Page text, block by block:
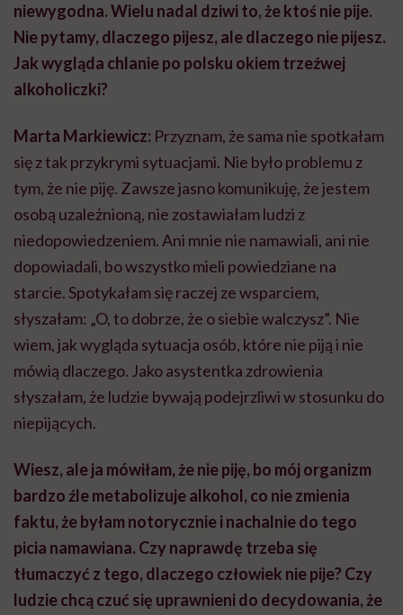
niewygodna. Wielu nadal dziwi to, że ktoś nie pije.
Nie pytamy, dlaczego pijesz, ale dlaczego nie pijesz.
Jak wygląda chlanie po polsku okiem trzeźwej
alkoholiczki?
Marta Markiewicz: Przyznam, że sama nie spotkałam
się z tak przykrymi sytuacjami. Nie było problemu z
tym, że nie piję. Zawsze jasno komunikuję, że jestem
osobą uzależnioną, nie zostawiałam ludzi z
niedopowiedzeniem. Ani mnie nie namawiali, ani nie
dopowiadali, bo wszystko mieli powiedziane na
starcie. Spotykałam się raczej ze wsparciem,
słyszałam: „O, to dobrze, że o siebie walczysz”. Nie
wiem, jak wygląda sytuacja osób, które nie piją i nie
mówią dlaczego. Jako asystentka zdrowienia
słyszałam, że ludzie bywają podejrzliwi w stosunku do
niepijących.
Wiesz, ale ja mówiłam, że nie piję, bo mój organizm
bardzo źle metabolizuje alkohol, co nie zmienia
faktu, że byłam notorycznie i nachalnie do tego
picia namawiana. Czy naprawdę trzeba się
tłumaczyć z tego, dlaczego człowiek nie pije? Czy
ludzie chcą czuć się uprawnieni do decydowania, że